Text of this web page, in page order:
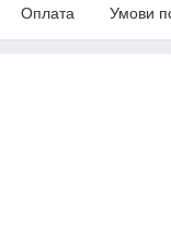
Оплата Умови